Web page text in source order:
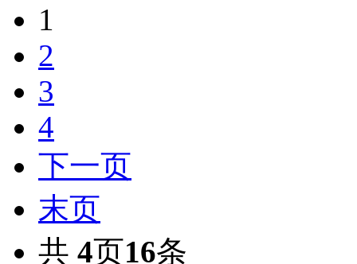
1
2
3
4
下一页
末页
共 4页16条